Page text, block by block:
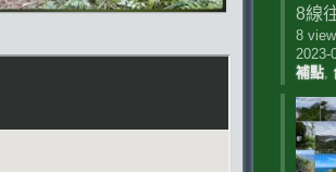
8線
8
2023-
補點,